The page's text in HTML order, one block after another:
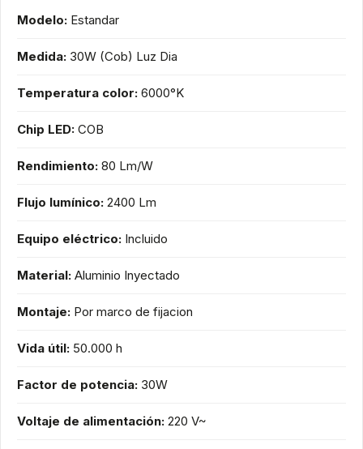
Modelo: Estandar
Medida: 30W (Cob) Luz Dia
Temperatura color: 6000°K
Chip LED: COB
Rendimiento: 80 Lm/W
Flujo lumínico: 2400 Lm
Equipo eléctrico: Incluido
Material: Aluminio Inyectado
Montaje: Por marco de fijacion
Vida útil: 50.000 h
Factor de potencia: 30W
Voltaje de alimentación: 220 V~